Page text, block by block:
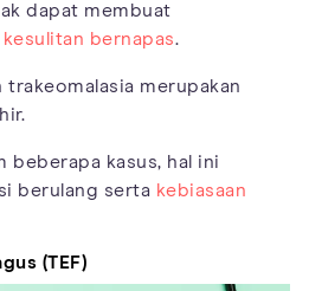
dapat membuat
kesulitan bernapas.
merupakan
beberapa kasus, hal ini
berulang serta kebiasaan
(TEF)